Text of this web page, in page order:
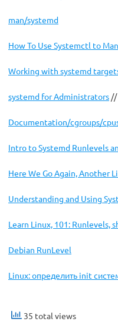
man/systemd
How To Use Systemctl to
Working with systemd
systemd for Administrators //
Documentation/cgroups/
Intro to Systemd Runlevels
Here We Go Again, Another
Understanding and Using
Learn Linux, 101: Runlevels,
Debian RunLevel
Linux: определить init
35 total views